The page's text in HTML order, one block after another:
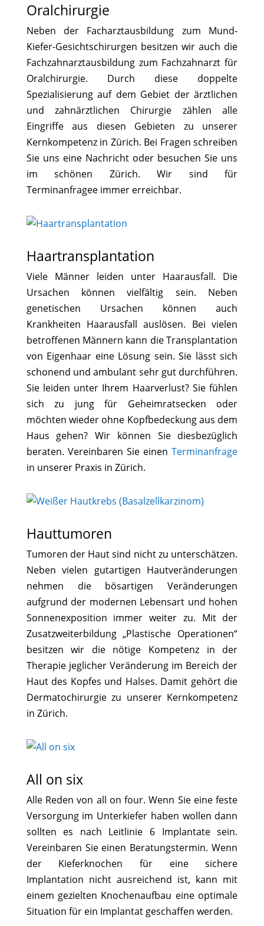
Oralchirurgie
Neben der Facharztausbildung zum Mund-
Kiefer-Gesichtschirurgen besitzen wir auch die
Fachzahnarztausbildung zum Fachzahnarzt für
Oralchirurgie. Durch diese doppelte
Spezialisierung auf dem Gebiet der ärztlichen
und zahnärztlichen Chirurgie zählen alle
Eingriffe aus diesen Gebieten zu unserer
Kernkompetenz in Zürich. Bei Fragen schreiben
Sie uns eine Nachricht oder besuchen Sie uns
im schönen Zürich. Wir sind für
Terminanfragee immer erreichbar.
Haartransplantation
Viele Männer leiden unter Haarausfall. Die
Ursachen können vielfältig sein. Neben
genetischen Ursachen können auch
Krankheiten Haarausfall auslösen. Bei vielen
betroffenen Männern kann die Transplantation
von Eigenhaar eine Lösung sein. Sie lässt sich
schonend und ambulant sehr gut durchführen.
Sie leiden unter Ihrem Haarverlust? Sie fühlen
sich zu jung für Geheimratsecken oder
möchten wieder ohne Kopfbedeckung aus dem
Haus gehen? Wir können Sie diesbezüglich
beraten. Vereinbaren Sie einenTerminanfrage
in unserer Praxis in Zürich.
Hauttumoren
Tumoren der Haut sind nicht zu unterschätzen.
Neben vielen gutartigen Hautveränderungen
nehmen die bösartigen Veränderungen
aufgrund der modernen Lebensart und hohen
Sonnenexposition immer weiter zu. Mit der
Zusatzweiterbildung „Plastische Operationen“
besitzen wir die nötige Kompetenz in der
Therapie jeglicher Veränderung im Bereich der
Haut des Kopfes und Halses. Damit gehört die
Dermatochirurgie zu unserer Kernkompetenz
in Zürich.
All on six
Alle Reden von all on four. Wenn Sie eine feste
Versorgung im Unterkiefer haben wollen dann
sollten es nach Leitlinie 6 Implantate sein.
Vereinbaren Sie einen Beratungstermin. Wenn
der Kieferknochen für eine sichere
Implantation nicht ausreichend ist, kann mit
einem gezielten Knochenaufbau eine optimale
Situation für ein Implantat geschaffen werden.